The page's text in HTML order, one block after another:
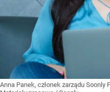
Anna Panek, członek zarządu Soonly